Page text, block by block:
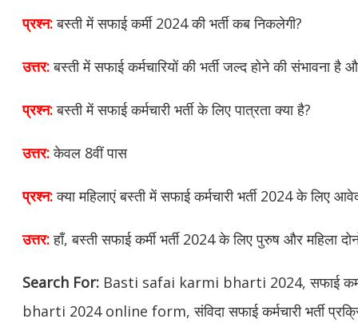
प्रश्न:बस्ती में सफाई कर्मी 2024 की भर्ती कब निकलेगी?
उत्तर:बस्ती में सफाई कर्मचारियों की भर्ती जल्द होने की संभावना है
प्रश्न:बस्ती में सफाई कर्मचारी भर्ती के लिए पात्रता क्या है?
उत्तर:केवल 8वीं पास
प्रश्न:क्या महिलाएं बस्ती में सफाई कर्मचारी भर्ती 2024 के लिए
उत्तर:हाँ, बस्ती सफाई कर्मी भर्ती 2024 के लिए पुरुष और महिला
Search For: Basti safai karmi bharti 2024, सफाई
bharti 2024 online form, संविदा सफाई कर्मचारी भर्ती